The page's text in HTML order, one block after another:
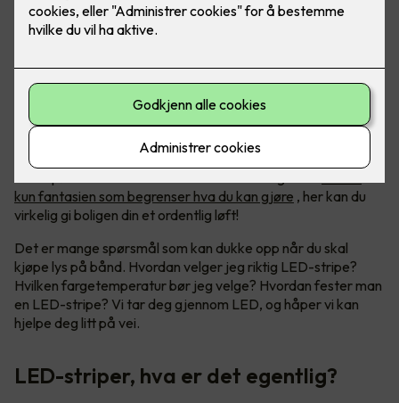
Kreativitet med LED-lys
LED-belysning blir bare mer og mer populært, og med økt
kun fantasien som begrenser hva du kan gjøre , her kan du
virkelig gi boligen din et ordentlig løft!
Det er mange spørsmål som kan dukke opp når du skal
kjøpe lys på bånd. Hvordan velger jeg riktig LED-stripe?
Hvilken fargetemperatur bør jeg velge? Hvordan fester man
en LED-stripe? Vi tar deg gjennom LED, og håper vi kan
hjelpe deg litt på vei.
LED-striper, hva er det egentlig?